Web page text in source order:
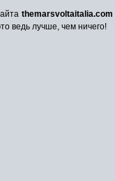
themarsvoltaitalia.com
ведь лучше, чем ничего!